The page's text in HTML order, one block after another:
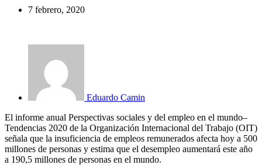
7 febrero, 2020
Eduardo Camin
El informe anual Perspectivas sociales y del empleo en el mundo–
Tendencias 2020 de la Organización Internacional del Trabajo (OIT)
señala que la insuficiencia de empleos remunerados afecta hoy a 500
millones de personas y estima que el desempleo aumentará este año
a 190,5 millones de personas en el mundo.